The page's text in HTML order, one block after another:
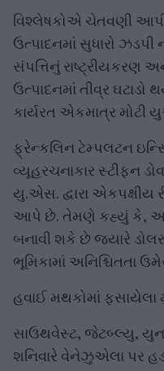
વિશ્લેષકોએ ચેતવણી
ઉત્પાદનમાં સુધારો ઝડપી
સંપત્તિનું રાષ્ટ્રીયકરણ
ઉત્પાદનમાં તીવ્ર ઘટાડો
કાર્યરત એકમાત્ર
ફ્રેન્કલિન ટેમ્પલટન
વ્યૂહરચનાકાર સ્ટીફન
યુ.એસ. દ્વારા એકપક્ષીય
આપે છે. તેમણે કહ્યું કે, આ
બનાવી શકે છે જ્યારે
ભૂમિકામાં અનિશ્ચિતતા
હવાઈ મથકોમાં ફસાયેલા
સાઉથવેસ્ટ, જેટબ્લ્યુ,
શનિવારે વેનેઝુએલા પર